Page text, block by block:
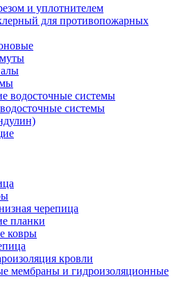
и уплотнителем
для противопожарных
водосточные системы
системы
черепица
планки
ковры
кровли
мембраны и гидроизоляционные